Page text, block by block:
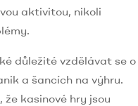
aktivitou, nikoli
důležité vzdělávat se o
a šancích na výhru.
kasinové hry jsou